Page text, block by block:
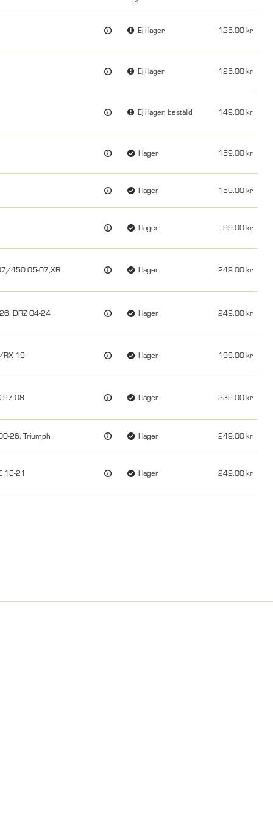
Ej i lager 125.00
Ej i lager 125.00
Ej i lager, beställd 149.00
I lager 159.00
I lager 159.00
I lager 99.00
450 05-07,XR I lager 249.00
DRZ 04-24 I lager 249.00
RX 19- I lager 199.00
97-08 I lager 239.00
26, Triumph I lager 249.00
18-21 I lager 249.00